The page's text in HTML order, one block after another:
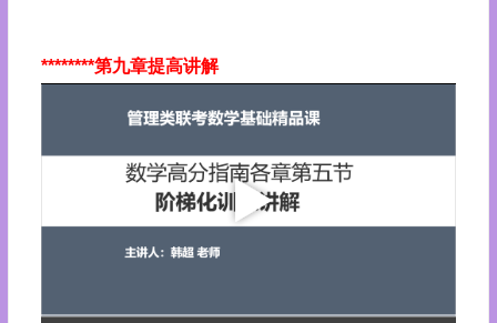
********第九章提高讲解